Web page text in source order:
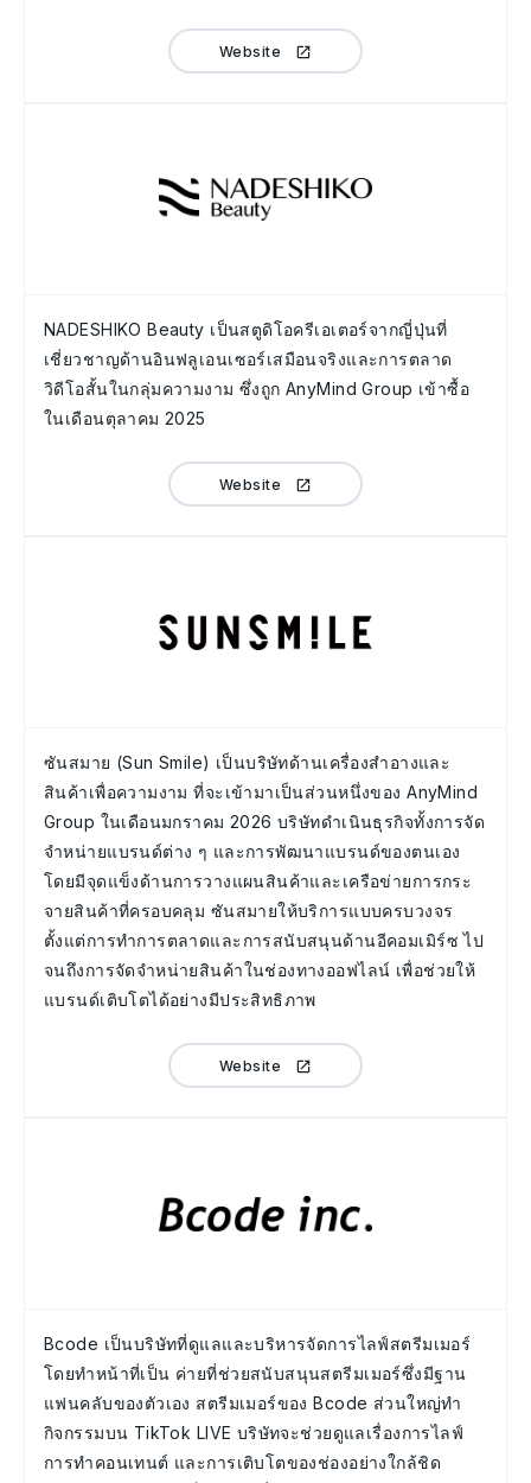
Website
NADESHIKO Beauty เป็นสตูดิโอครีเอเตอร์จากญี่ปุ่นที่
เชี่ยวชาญด้านอินฟลูเอนเซอร์เสมือนจริงและการตลาด
วิดีโอสั้นในกลุ่มความงาม ซึ่งถูก AnyMind Group เข้าซื้อ
ในเดือนตุลาคม 2025
Website
ซันสมาย (Sun Smile) เป็นบริษัทด้านเครื่องสำอางและ
สินค้าเพื่อความงาม ที่จะเข้ามาเป็นส่วนหนึ่งของ AnyMind
Group ในเดือนมกราคม 2026 บริษัทดำเนินธุรกิจทั้งการจัด
จำหน่ายแบรนด์ต่าง ๆ และการพัฒนาแบรนด์ของตนเอง
โดยมีจุดแข็งด้านการวางแผนสินค้าและเครือข่ายการกระ
จายสินค้าที่ครอบคลุม ซันสมายให้บริการแบบครบวงจร
ตั้งแต่การทำการตลาดและการสนับสนุนด้านอีคอมเมิร์ซ ไป
จนถึงการจัดจำหน่ายสินค้าในช่องทางออฟไลน์ เพื่อช่วยให้
แบรนด์เติบโตได้อย่างมีประสิทธิภาพ
Website
Bcode เป็นบริษัทที่ดูแลและบริหารจัดการไลฟ์สตรีมเมอร์
โดยทำหน้าที่เป็น ค่ายที่ช่วยสนับสนุนสตรีมเมอร์ซึ่งมีฐาน
แฟนคลับของตัวเอง สตรีมเมอร์ของ Bcode ส่วนใหญ่ทำ
กิจกรรมบน TikTok LIVE บริษัทจะช่วยดูแลเรื่องการไลฟ์
การทำคอนเทนต์ และการเติบโตของช่องอย่างใกล้ชิด